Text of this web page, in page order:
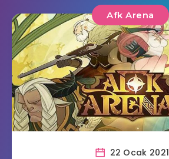
Afk Arena
22 Ocak 2021